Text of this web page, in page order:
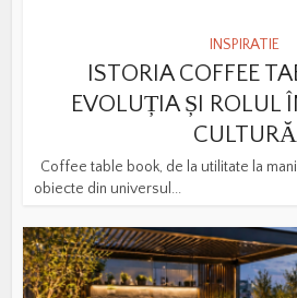
INSPIRATIE
ISTORIA COFFEE
EVOLUȚIA ȘI ROLUL
CULTURĂ
Coffee table book, de la utilitate la
obiecte din universul...